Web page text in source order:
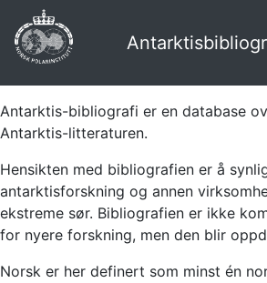
Antarktis-bibliografi er en database
Antarktis-litteraturen.
Hensikten med bibliografien er å
antarktisforskning og annen
ekstreme sør. Bibliografien er ikke
for nyere forskning, men den blir
Norsk er her definert som minst én